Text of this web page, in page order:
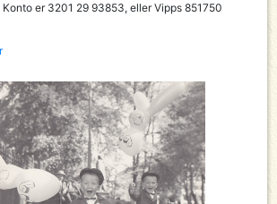
er 3201 29 93853, eller Vipps 851750